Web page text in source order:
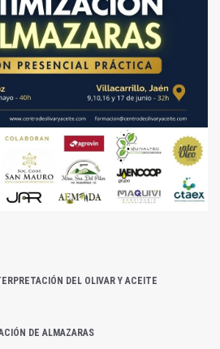
DEL OLIVAR Y ACEITE
DE ALMAZARAS